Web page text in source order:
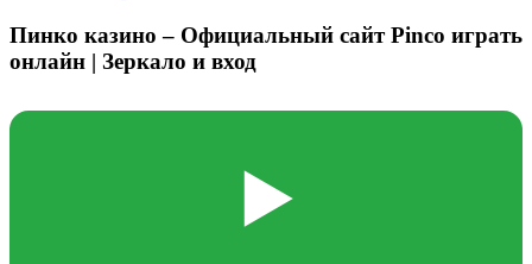
Пинко казино – Официальный сайт Pinco играть
онлайн | Зеркало и вход
▶️